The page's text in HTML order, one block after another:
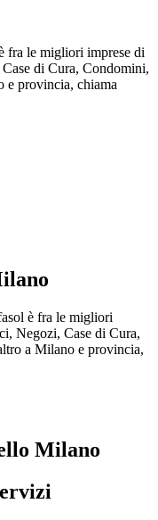
fra le migliori imprese di
di Cura, Condomini,
e provincia, chiama
è fra le migliori
Negozi, Case di Cura,
a Milano e provincia,
Milano